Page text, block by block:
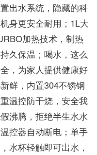
出水系统，隐藏的科
身更安全耐用；1L大
加热技术，制热
久保温；喝水，这么
，为家人提供健康好
鲜，内置304不锈钢
温控防干烧，安全我
沸腾，拒绝半生水水
控器自动断电；单手
水杯轻触即可出水，